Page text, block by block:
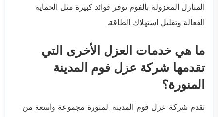
المنازل المعزولة بالفوم توفر فوائد كبيرة مثل الحماية
الفعالة وتقليل استهلاك الطاقة.
ما هي خدمات العزل الأخرى التي
تقدمها شركة عزل فوم المدينة
المنورة؟
تقدم شركة عزل فوم المدينة المنورة مجموعة واسعة من